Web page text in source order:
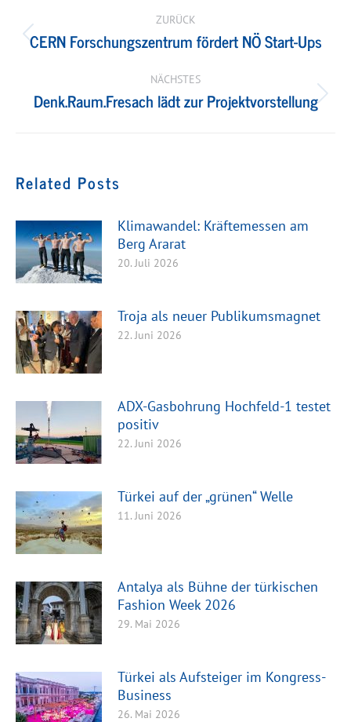
ZURÜCK
Vorheriger
CERN Forschungszentrum fördert NÖ Start-Ups
NÄCHSTES
Nächster
Denk.Raum.Fresach lädt zur Projektvorstellung
Related Posts
Klimawandel: Kräftemessen am
Berg Ararat
20. Juli 2026
Troja als neuer Publikumsmagnet
22. Juni 2026
ADX-Gasbohrung Hochfeld-1 testet
positiv
22. Juni 2026
Türkei auf der „grünen“ Welle
11. Juni 2026
Antalya als Bühne der türkischen
Fashion Week 2026
29. Mai 2026
Türkei als Aufsteiger im Kongress-
Business
26. Mai 2026